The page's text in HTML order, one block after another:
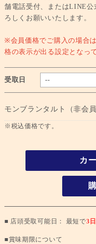
舗電話受付、またはLINE公
ろしくお願いいたします。
※会員価格でご購入の場合
格の表示が出る設定となっ
受取日
モンブランタルト（非会
※税込価格です。
カ
■ 店頭受取可能日： 最短で3
■賞味期限について